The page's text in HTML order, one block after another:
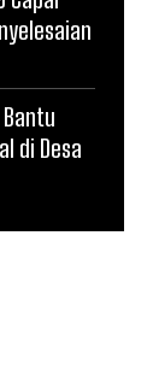
di Desa